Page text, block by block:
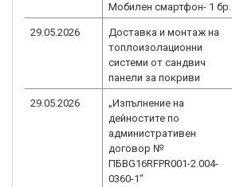
Мобилен смартфон- 1 бр.
29.05.2026
Доставка и монтаж на
топлоизолационни
системи от сандвич
панели за покриви
29.05.2026
„Изпълнение на
дейностите по
административен
договор №
ПБBG16RFPR001-2.004-
0360-1“